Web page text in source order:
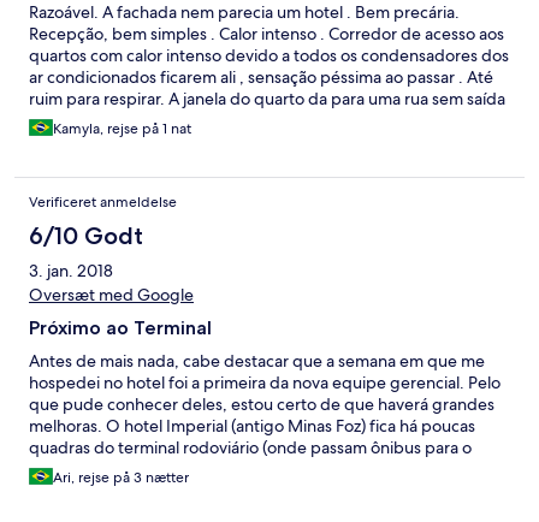
Razoável. A fachada nem parecia um hotel . Bem precária.
Recepção, bem simples . Calor intenso . Corredor de acesso aos
quartos com calor intenso devido a todos os condensadores dos
ar condicionados ficarem ali , sensação péssima ao passar . Até
ruim para respirar. A janela do quarto da para uma rua sem saída
, no qual a imundices de lixos e craqueiros dá um ar pior ainda .
Funciarios da recepção na sempre prestativos e a Sra da limpeza
frente entoa prático para colocar o carro . A localização é boa ,
bem em Frente à feirinha. Precisam realmente fazer uma boa
pintura na frente , dar uma ajeitada na recepção e reorganizar os
corredores quanto aos ar condicionado z
Kamyla, rejse på 1 nat
Verificeret anmeldelse
6/10 Godt
3. jan. 2018
Oversæt med Google
Próximo ao Terminal
Antes de mais nada, cabe destacar que a semana em que me
hospedei no hotel foi a primeira da nova equipe gerencial. Pelo
que pude conhecer deles, estou certo de que haverá grandes
melhoras. O hotel Imperial (antigo Minas Foz) fica há poucas
quadras do terminal rodoviário (onde passam ônibus para o
Marco, Templo Budista, Mesquita, Paraguai, Argentina, etc).
Neste ponto, a localização do hotel facilita a locomoção na
Ari, rejse på 3 nætter